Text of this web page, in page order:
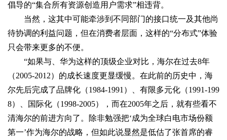
倡导的“集合所有资源创造用户需求”相违背。
当然，这其中可能牵涉到不同部门的接口统一及其他尚
待协调的利益问题，但在消费者层面，这样的“分布式”体验
只会带来更多的不便。
“如果与、华为这样的顶级企业对比，海尔在过去8年
（2005-2012）的成长速度更显缓慢。在此前的历史中，海
尔先后完成了品牌化（1984-1991）、有限多元化（1991-199
8）、国际化（1998-2005），而在2005年之后，就有些看不
清海尔的前进方向了。除非勉强把‘成为全球白电市场份额
第一’作为海尔的战略，但如此说显然是低估了张首席的睿